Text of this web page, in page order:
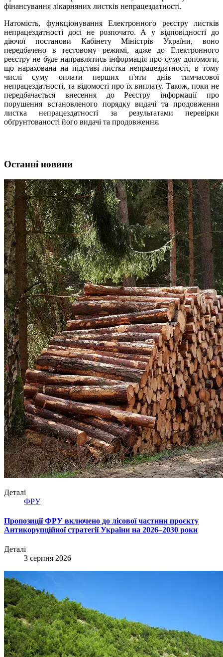
фінансування лікарняних листків непрацездатності.
Натомість, функціонування Електронного реєстру листків
непрацездатності досі не розпочато. А у відповідності до
діючої постанови Кабінету Міністрів України, воно
передбачено в тестовому режимі, адже до Електронного
реєстру не буде направлятись інформація про суму допомоги,
що нарахована на підставі листка непрацездатності, в тому
числі суму оплати перших п'яти днів тимчасової
непрацездатності, та відомості про їх виплату. Також, поки не
передбачається внесення до Реєстру інформації про
порушення встановленого порядку видачі та продовження
листка непрацездатності за результатами перевірки
обґрунтованості його видачі та продовження.
Останні новини
Деталі
ФРУ
Пропозиції ФРУ включено до лісової частини проєкту
Антикорупційної стратегії України на 2026–2030 роки
Деталі
3 серпня 2026